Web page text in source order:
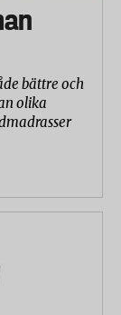
bättre och
olika